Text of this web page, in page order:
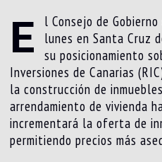
E
l Consejo de
lunes en Santa Cruz
su posicionamiento
Inversiones de Canarias
la construcción de
arrendamiento de vivienda
incrementará la oferta de
permitiendo precios más